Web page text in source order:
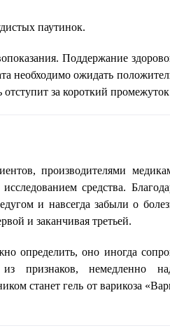
паутинок.
Поддержание
необходимо ожидать
за короткий
производителями
средства.
и навсегда забыли о
и заканчивая третьей.
определить, оно иногда
признаков, немедленно
станет гель от варикоза